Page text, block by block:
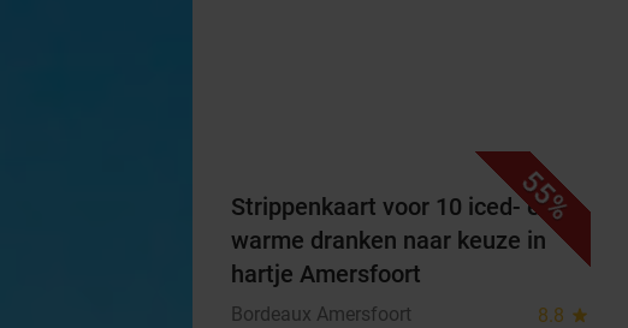
55%
Strippenkaart voor 10 iced- en
warme dranken naar keuze in
hartje Amersfoort
Bordeaux Amersfoort 8.8 star